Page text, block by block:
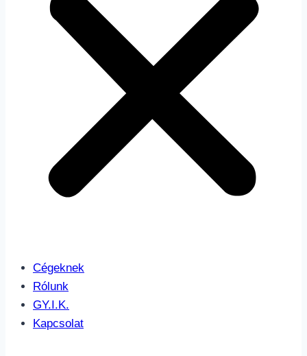
Cégeknek
Rólunk
GY.I.K.
Kapcsolat